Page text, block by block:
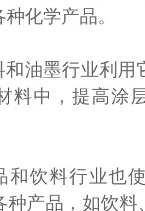
化学产品。
墨行业利用
料中，提高涂
饮料行业也使
种产品，如饮